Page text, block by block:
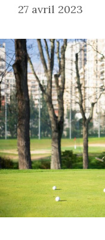
27 avril 2023